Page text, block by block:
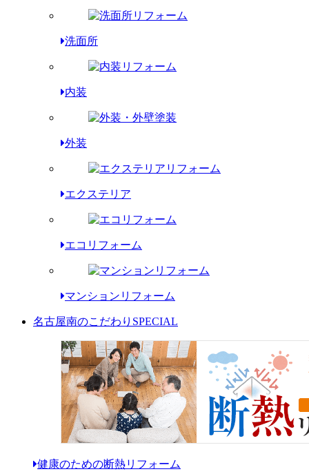
洗面所
内装
外装
エクステリア
エコリフォーム
マンションリフォーム
名古屋南のこだわり SPECIAL
健康のための断熱リフォーム